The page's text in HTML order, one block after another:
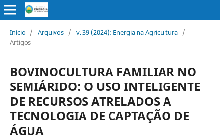
Início / Arquivos / v. 39 (2024): Energia na Agricultura /
Artigos
BOVINOCULTURA FAMILIAR NO
SEMIÁRIDO: O USO INTELIGENTE
DE RECURSOS ATRELADOS A
TECNOLOGIA DE CAPTAÇÃO DE
ÁGUA